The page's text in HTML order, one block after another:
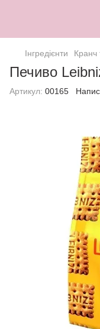
Інгредієнти Кранч
Печиво
Артикул: 00165